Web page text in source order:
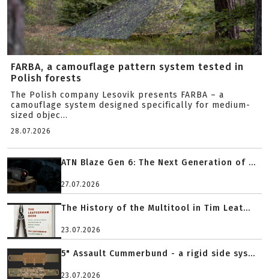
FARBA, a camouflage pattern system tested in
Polish forests
The Polish company Lesovik presents FARBA – a
camouflage system designed specifically for medium-
sized objec...
28.07.2026
ATN Blaze Gen 6: The Next Generation of ...
27.07.2026
The History of the Multitool in Tim Leat...
23.07.2026
5" Assault Cummerbund - a rigid side sys...
23.07.2026